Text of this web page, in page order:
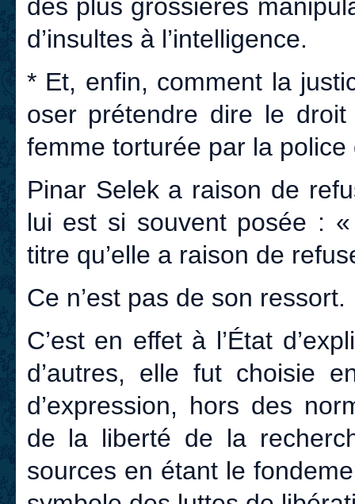
des plus grossières
d’insultes à l’intelligence.
* Et, enfin, comment la
oser prétendre dire le
femme torturée par la
Pinar Selek a raison de
lui est si souvent posée :
titre qu’elle a raison de
Ce n’est pas de son
C’est en effet à l’État
d’autres, elle fut choisie
d’expression, hors des
de la liberté de la
sources en étant le